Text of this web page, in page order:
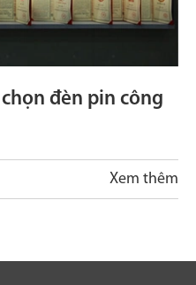
đèn pin công
Xem thêm